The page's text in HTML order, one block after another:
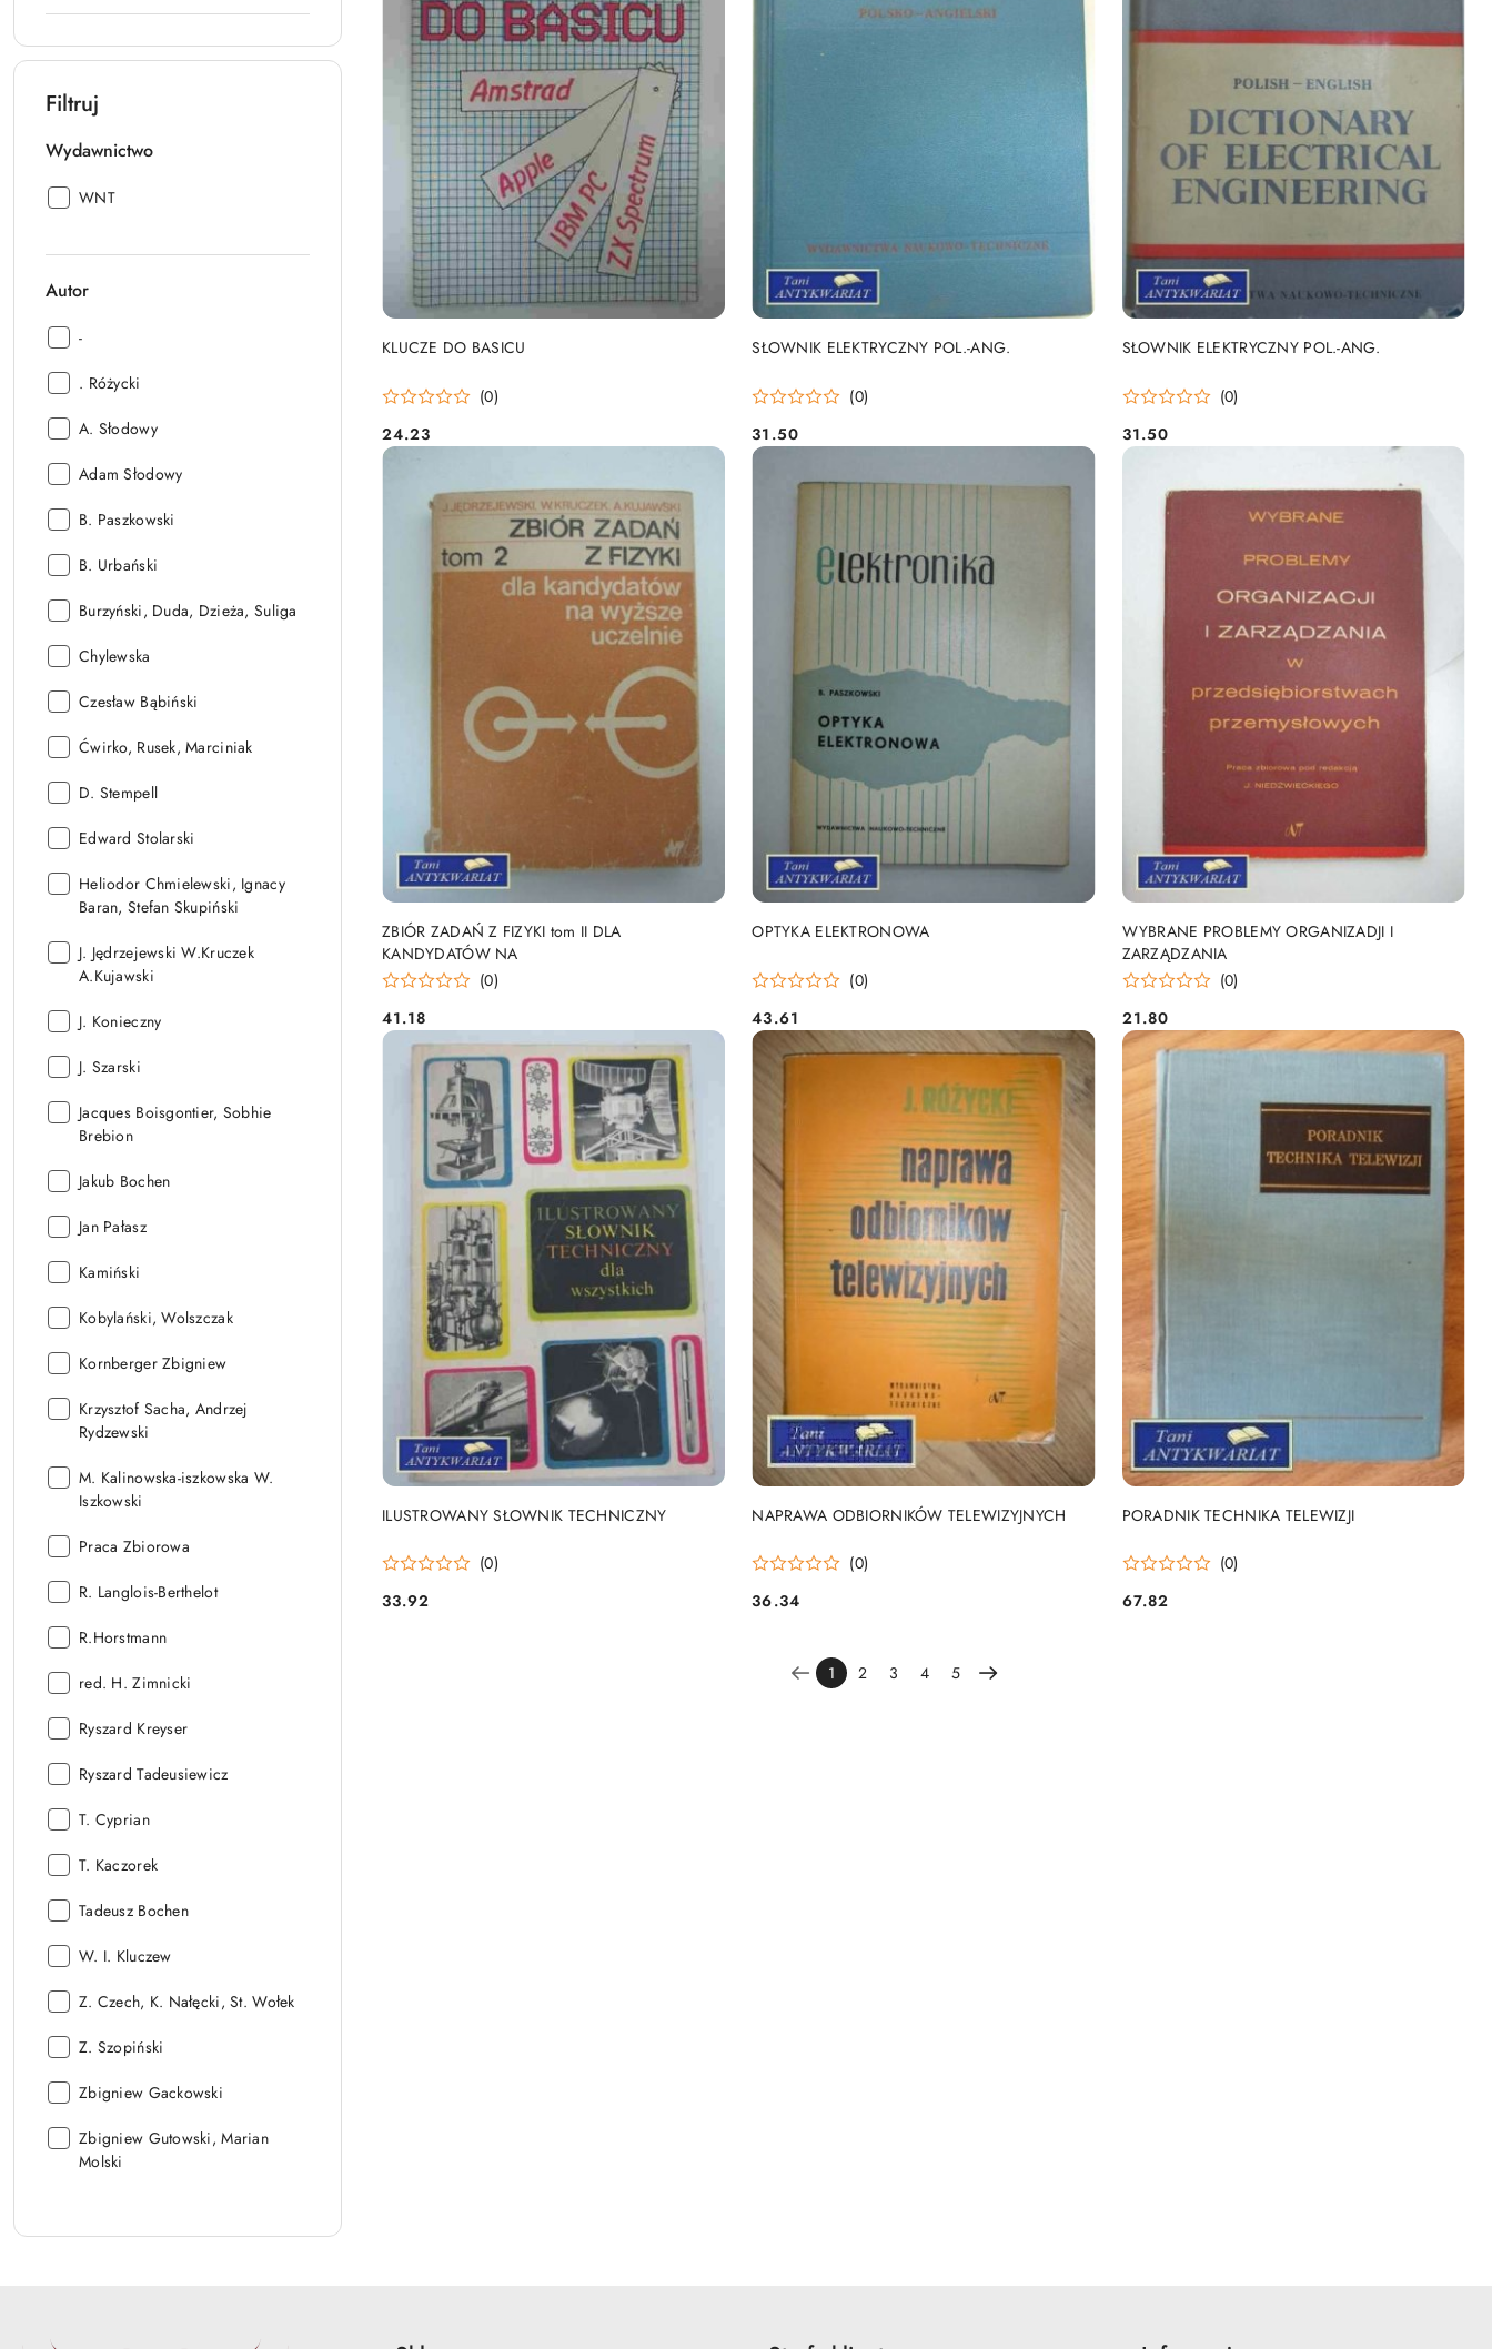
Filtruj
Wydawnictwo
Wydawnictwo:
WNT
Autor
Autor:
-
Autor:
. Różycki
Autor:
A. Słodowy
Autor:
Adam Słodowy
Autor:
B. Paszkowski
Autor:
B. Urbański
Autor:
Burzyński, Duda, Dzieża, Suliga
Autor:
Chylewska
Autor:
Czesław Bąbiński
Autor:
Ćwirko, Rusek, Marciniak
Autor:
D. Stempell
Autor:
Edward Stolarski
Autor:
Heliodor Chmielewski, Ignacy
Baran, Stefan Skupiński
Autor:
J. Jędrzejewski W.Kruczek
A.Kujawski
Autor:
J. Konieczny
Autor:
J. Szarski
Autor:
Jacques Boisgontier, Sobhie
Brebion
Autor:
Jakub Bochen
Autor:
Jan Pałasz
Autor:
Kamiński
Autor:
Kobylański, Wolszczak
Autor:
Kornberger Zbigniew
Autor:
Krzysztof Sacha, Andrzej
Rydzewski
Autor:
M. Kalinowska-iszkowska W.
Iszkowski
Autor:
Praca Zbiorowa
Autor:
R. Langlois-Berthelot
Autor:
R.Horstmann
Autor:
red. H. Zimnicki
Autor:
Ryszard Kreyser
Autor:
Ryszard Tadeusiewicz
Autor:
T. Cyprian
Autor:
T. Kaczorek
Autor:
Tadeusz Bochen
Autor:
W. I. Kluczew
Autor:
Z. Czech, K. Nałęcki, St. Wołek
Autor:
Z. Szopiński
Autor:
Zbigniew Gackowski
Autor:
Zbigniew Gutowski, Marian
Molski
KLUCZE DO BASICU
(0)
Cena:
24.23
DO KOSZYKA SŁOWNIK ELEKTRYCZNY POL.-ANG.
(0)
Cena:
31.50
DO KOSZYKA SŁOWNIK ELEKTRYCZNY POL.-ANG.
(0)
Cena:
31.50
DO KOSZYKA
ZBIÓR ZADAŃ Z FIZYKI tom II DLA
KANDYDATÓW NA
(0)
Cena:
41.18
DO KOSZYKA OPTYKA ELEKTRONOWA
(0)
Cena:
43.61
DO KOSZYKA
WYBRANE PROBLEMY ORGANIZADJI I
ZARZĄDZANIA
(0)
Cena:
21.80
DO KOSZYKA
ILUSTROWANY SŁOWNIK TECHNICZNY
(0)
Cena:
33.92
DO KOSZYKA NAPRAWA ODBIORNIKÓW TELEWIZYJNYCH
(0)
Cena:
36.34
DO KOSZYKA PORADNIK TECHNIKA TELEWIZJI
(0)
Cena:
67.82
DO KOSZYKA
1 2 3 4 5